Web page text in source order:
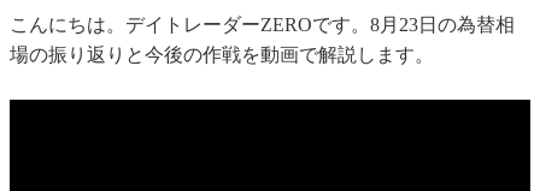
こんにちは。デイトレーダーZEROです。8月23日の為替相
場の振り返りと今後の作戦を動画で解説します。